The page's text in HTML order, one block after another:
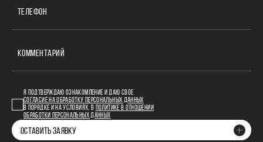
ТЕЛЕФОН
КОММЕНТАРИЙ
Я ПОДТВЕРЖДАЮ ОЗНАКОМЛЕНИЕ И ДАЮ СВОЕ
СОГЛАСИЕ НА ОБРАБОТКУ ПЕРСОНАЛЬНЫХ ДАННЫХ
В ПОРЯДКЕ И НА УСЛОВИЯХ, В
ПОЛИТИКЕ В ОТНОШЕНИИ
ОБРАБОТКИ ПЕРСОНАЛЬНЫХ ДАННЫХ
ОСТАВИТЬ ЗАЯВКУ